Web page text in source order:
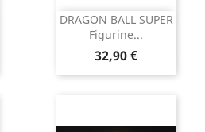
DRAGON BALL SUPER
Figurine...
Prix
32,90 €